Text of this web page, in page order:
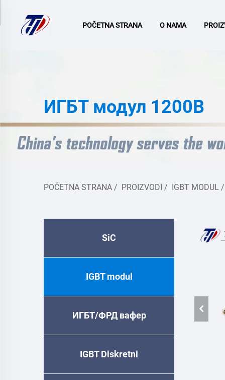
POČETNA STRANA O NAMA
ИГБТ модул 1200В
POČETNA STRANA / PROIZVODI / IGBT MODUL
SiC
IGBT modul
ИГБТ/ФРД вафер
IGBT Diskretni